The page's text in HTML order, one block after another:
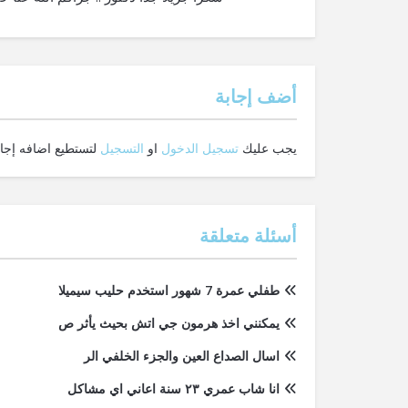
‫أضف إجابة
يجب عليك تسجيل الدخول او التسجيل لتستطيع اضافه
أسئلة متعلقة
طفلي عمرة 7 شهور استخدم حليب سيميلا
يمكنني اخذ هرمون جي اتش بحيث يأثر ص
اسال الصداع العين والجزء الخلفي الر
انا شاب عمري ٢٣ سنة اعاني اي مشاكل